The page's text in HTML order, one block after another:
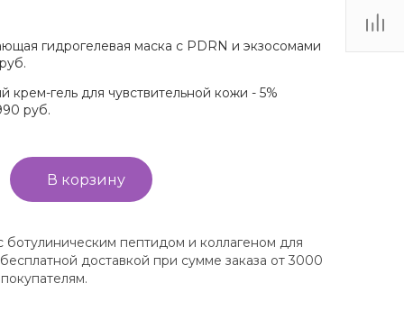
гидрогелевая маска с PDRN и экзосомами
крем-гель для чувствительной кожи - 5%
руб.
В корзину
ботулиническим пептидом и коллагеном для
доставкой при сумме заказа от 3000